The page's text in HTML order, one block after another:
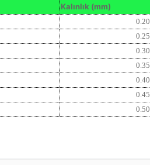
Kalınlık (mm)
0.20
0.25
0.30
0.35
0.40
0.45
0.50